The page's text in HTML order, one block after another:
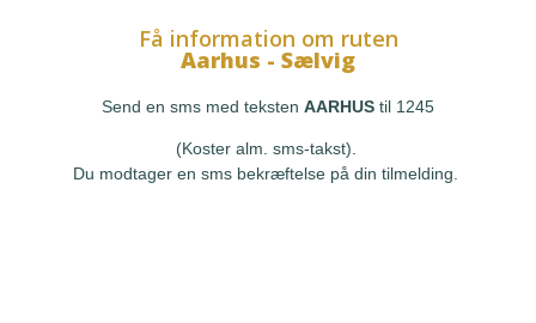
Få information om ruten
Aarhus - Sælvig
Send en sms med teksten AARHUS til 1245
(Koster alm. sms-takst).
Du modtager en sms bekræftelse på din tilmelding.